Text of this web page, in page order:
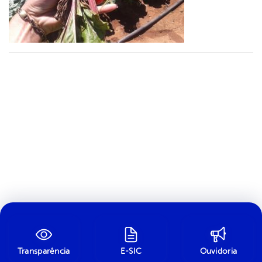
Transparência E-SIC Ouvidoria